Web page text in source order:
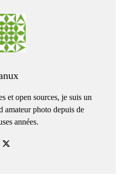
et open sources, je suis un
amateur photo depuis de
années.